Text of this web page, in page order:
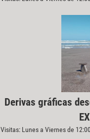
Derivas gráficas
Visitas: Lunes a Viernes de